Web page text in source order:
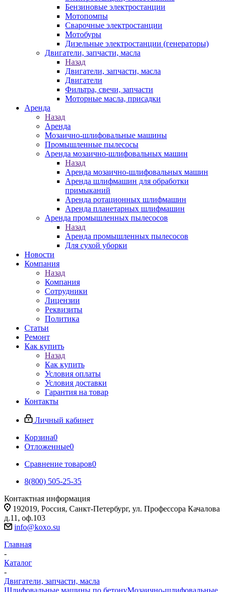
Бензиновые электростанции
Мотопомпы
Сварочные электростанции
Мотобуры
Дизельные электростанции (генераторы)
Двигатели, запчасти, масла
Назад
Двигатели, запчасти, масла
Двигатели
Фильтра, свечи, запчасти
Моторные масла, присадки
Аренда
Назад
Аренда
Мозаично-шлифовальные машины
Промышленные пылесосы
Аренда мозаично-шлифовальных машин
Назад
Аренда мозаично-шлифовальных машин
Аренда шлифмашин для обработки
примыканий
Аренда ротационных шлифмашин
Аренда планетарных шлифмашин
Аренда промышленных пылесосов
Назад
Аренда промышленных пылесосов
Для сухой уборки
Новости
Компания
Назад
Компания
Сотрудники
Лицензии
Реквизиты
Политика
Статьи
Ремонт
Как купить
Назад
Как купить
Условия оплаты
Условия доставки
Гарантия на товар
Контакты
Личный кабинет
Корзина0
Отложенные0
Сравнение товаров0
8(800) 505-25-35
Контактная информация
192019, Россия, Санкт-Петербург, ул. Профессора Качалова
д.11, оф.103
info@koxo.su
Главная
-
Каталог
-
Двигатели, запчасти, масла
Шлифовальные машины по бетонуМозаично-шлифовальные